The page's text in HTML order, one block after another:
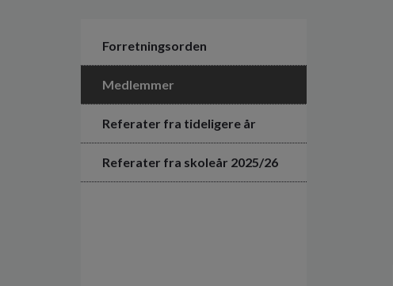
Forretningsorden
Medlemmer
Referater fra tideligere år
Referater fra skoleår 2025/26